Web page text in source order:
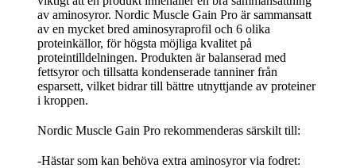
av aminosyror. Nordic Muscle Gain Pro är sammansatt
av en mycket bred aminosyraprofil och 6 olika
proteinkällor, för högsta möjliga kvalitet på
proteintilldelningen. Produkten är balanserad med
fettsyror och tillsatta kondenserade tanniner från
esparsett, vilket bidrar till bättre utnyttjande av proteiner
i kroppen.
Nordic Muscle Gain Pro rekommenderas särskilt till:
-Hästar som kan behöva extra aminosyror via fodret: